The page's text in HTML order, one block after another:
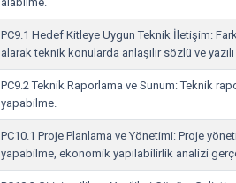
PC9.1 Hedef Kitleye Uygun Teknik İletişim:
alarak teknik konularda anlaşılır sözlü ve
PC9.2 Teknik Raporlama ve Sunum: Teknik
yapabilme.
PC10.1 Proje Planlama ve Yönetimi: Proje
yapabilme, ekonomik yapılabilirlik analizi